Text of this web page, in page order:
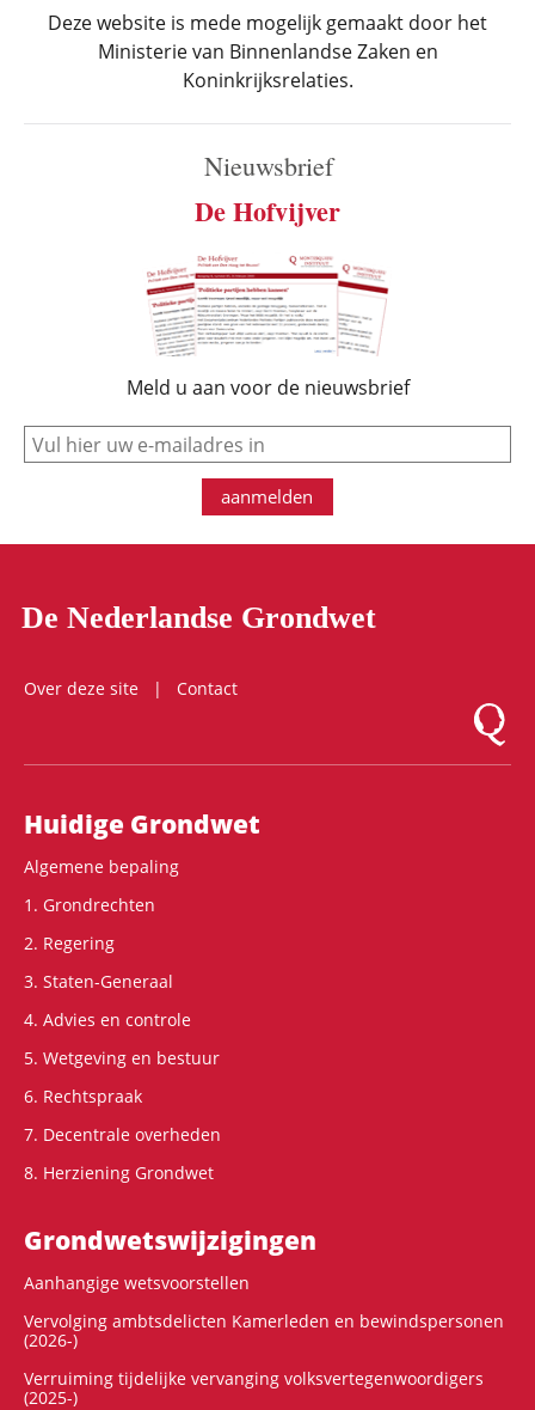
Deze website is mede mogelijk gemaakt door het
Ministerie van Binnenlandse Zaken en
Koninkrijksrelaties.
Nieuwsbrief
De Hofvijver
Meld u aan voor de nieuwsbrief
e-mail
aanmelden
De Nederlandse Grondwet
Over deze site
Contact
Logo
Hoofdnavigatie
Huidige Grondwet
Algemene bepaling
1. Grondrechten
2. Regering
3. Staten-Generaal
4. Advies en controle
5. Wetgeving en bestuur
6. Rechtspraak
7. Decentrale overheden
8. Herziening Grondwet
Grondwets­wijzigingen
Aanhangige wetsvoorstellen
Vervolging ambtsdelicten Kamerleden en bewindspersonen
(2026-)
Verruiming tijdelijke vervanging volksvertegenwoordigers
(2025-)